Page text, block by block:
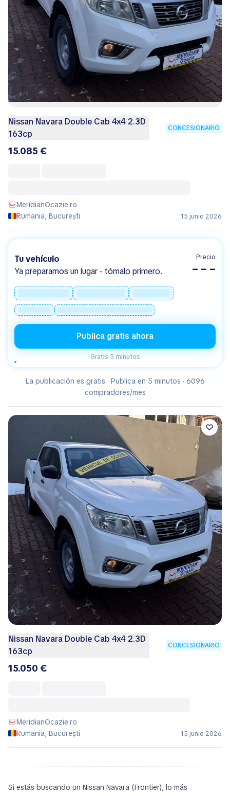
Nissan Navara Double Cab 4x4 2.3D
163cp
CONCESIONARIO
15.085 €
MeridianOcazie.ro
Rumania, București
15 junio 2026
Tu vehículo
Ya preparamos un lugar - tómalo primero.
Precio
– – –
Publica gratis ahora
Gratis·5 minutos
La publicación es gratis · Publica en 5 minutos · 6096
compradores/mes
Nissan Navara Double Cab 4x4 2.3D
163cp
CONCESIONARIO
15.050 €
MeridianOcazie.ro
Rumania, București
15 junio 2026
Si estás buscando un Nissan Navara (Frontier), lo más